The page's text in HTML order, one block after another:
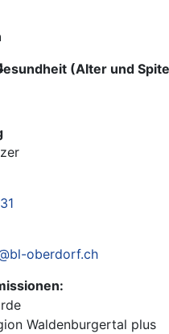
(Alter und
oberdorf.ch
Waldenburgertal plus